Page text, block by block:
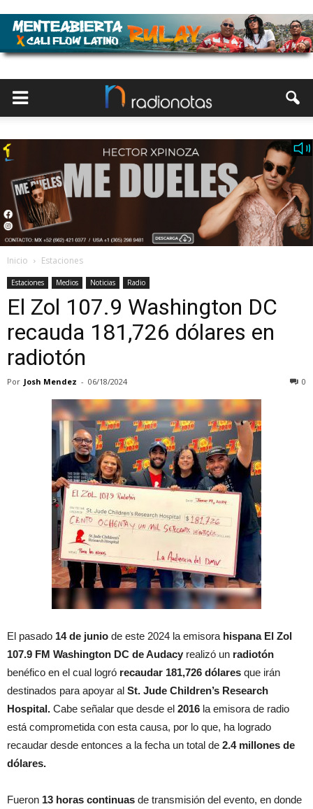
Inicio Estaciones
Estaciones Medios Noticias Radio
El Zol 107.9 Washington DC
recauda 181,726 dólares en
radiotón
Por Josh Mendez - 06/18/2024 0
El pasado 14 de junio de este 2024 la emisora hispana El Zol
107.9 FM Washington DC de Audacy realizó un radiotón
benéfico en el cual logró recaudar 181,726 dólares que irán
destinados para apoyar al St. Jude Children’s Research
Hospital. Cabe señalar que desde el 2016 la emisora de radio
está comprometida con esta causa, por lo que, ha logrado
recaudar desde entonces a la fecha un total de 2.4 millones de
dólares.
Fueron 13 horas continuas de transmisión del evento, en donde